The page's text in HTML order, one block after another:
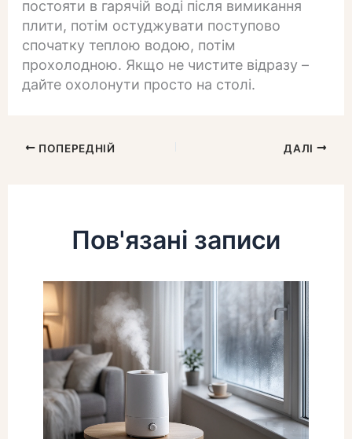
постояти в гарячій воді після вимикання
плити, потім остуджувати поступово
спочатку теплою водою, потім
прохолодною. Якщо не чистите відразу –
дайте охолонути просто на столі.
ПОПЕРЕДНІЙ ДАЛІ
Пов'язані записи